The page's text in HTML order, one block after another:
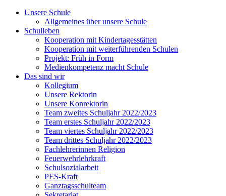
Unsere Schule
Allgemeines über unsere Schule
Schulleben
Kooperation mit Kindertagesstätten
Kooperation mit weiterführenden Schulen
Projekt: Früh in Form
Medienkompetenz macht Schule
Das sind wir
Kollegium
Unsere Rektorin
Unsere Konrektorin
Team zweites Schuljahr 2022/2023
Team erstes Schuljahr 2022/2023
Team viertes Schuljahr 2022/2023
Team drittes Schuljahr 2022/2023
Fachlehrerinnen Religion
Feuerwehrlehrkraft
Schulsozialarbeit
PES-Kraft
Ganztagsschulteam